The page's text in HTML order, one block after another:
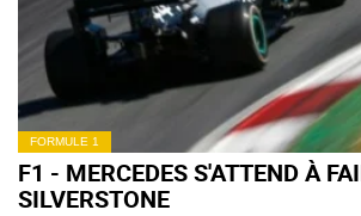
FORMULE 1
F1 - MERCEDES S'ATTEND À
SILVERSTONE